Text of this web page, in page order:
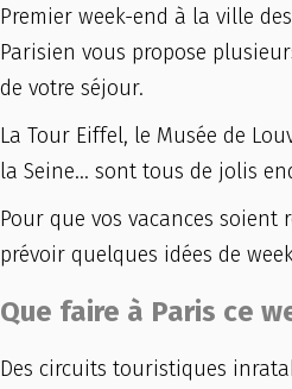
Premier week-end à la ville
Parisien vous propose
de votre séjour.
La Tour Eiffel, le Musée de
la Seine… sont tous de jolis
Pour que vos vacances soient
prévoir quelques idées de
Que faire à Paris ce
Des circuits touristiques